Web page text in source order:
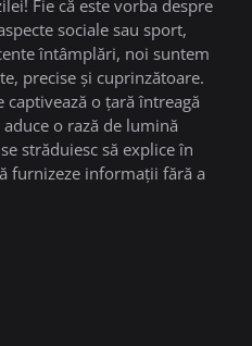
Fie că este vorba despre
sociale sau sport,
întâmplări, noi suntem
precise și cuprinzătoare.
o țară întreagă
o rază de lumină
străduiesc să explice în
furnizeze informații fără a